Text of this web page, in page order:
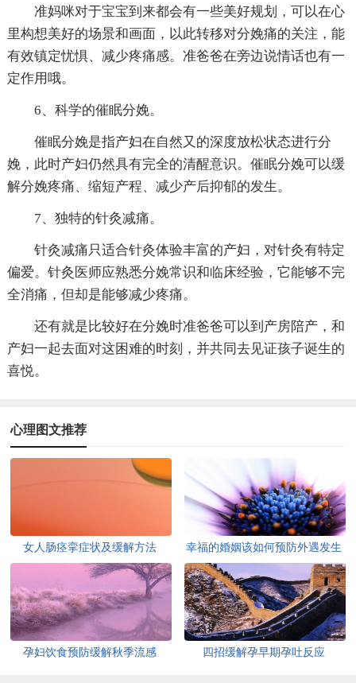
准妈咪对于宝宝到来都会有一些美好规划，可以在心
里构想美好的场景和画面，以此转移对分娩痛的关注，能
有效镇定忧惧、减少疼痛感。准爸爸在旁边说情话也有一
定作用哦。
6、科学的催眠分娩。
催眠分娩是指产妇在自然又的深度放松状态进行分
娩，此时产妇仍然具有完全的清醒意识。催眠分娩可以缓
解分娩疼痛、缩短产程、减少产后抑郁的发生。
7、独特的针灸减痛。
针灸减痛只适合针灸体验丰富的产妇，对针灸有特定
偏爱。针灸医师应熟悉分娩常识和临床经验，它能够不完
全消痛，但却是能够减少疼痛。
还有就是比较好在分娩时准爸爸可以到产房陪产，和
产妇一起去面对这困难的时刻，并共同去见证孩子诞生的
喜悦。
心理图文推荐
女人肠痉挛症状及缓解方法 幸福的婚姻该如何预防外遇发生
孕妇饮食预防缓解秋季流感 四招缓解孕早期孕吐反应